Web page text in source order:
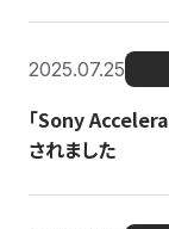
2025.07.25
「Sony
されました